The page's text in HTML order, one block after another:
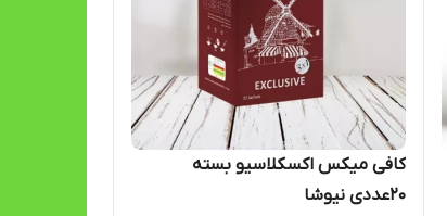
کافی میکس اکسکلاسیو بسته
20عددی نیوشا